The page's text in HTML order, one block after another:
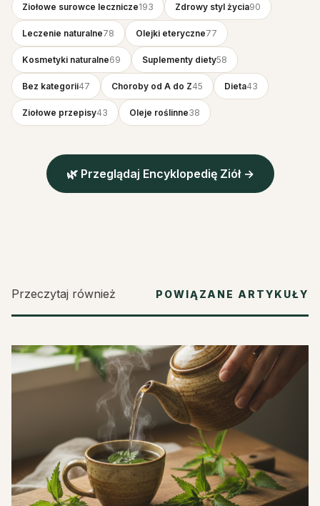
Ziołowe surowce lecznicze193 Zdrowy styl życia90
Leczenie naturalne78 Olejki eteryczne77
Kosmetyki naturalne69 Suplementy diety58
Bez kategorii47 Choroby od A do Z45 Dieta43
Ziołowe przepisy43 Oleje roślinne38
🌿 Przeglądaj Encyklopedię Ziół →
Przeczytaj również POWIĄZANE ARTYKUŁY